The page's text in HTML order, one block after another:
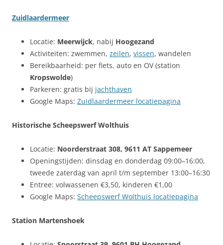
Zuidlaardermeer
Locatie: Meerwijck, nabij Hoogezand
Activiteiten: zwemmen, zeilen, vissen, wandelen
Bereikbaarheid: per fiets, auto en OV (station
Kropswolde)
Parkeren: gratis bij jachthaven
Google Maps: Zuidlaardermeer locatiepagina
Historische Scheepswerf Wolthuis
Locatie: Noorderstraat 308, 9611 AT Sappemeer
Openingstijden: dinsdag en donderdag 09:00–16:00,
tweede zaterdag van april t/m september 13:00–16:30
Entree: volwassenen €3,50, kinderen €1,00
Google Maps: Scheepswerf Wolthuis locatiepagina
Station Martenshoek